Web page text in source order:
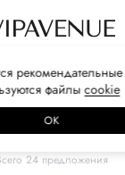
МУЖСКОЕ
24 предложения
ZMANI
рекомендательные
файлысооkiе
ОК